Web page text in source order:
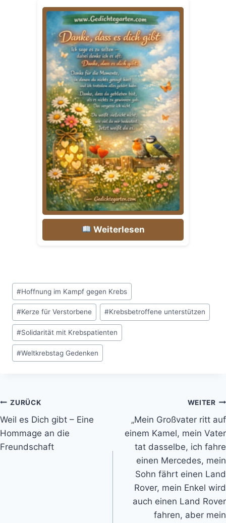
Weiterlesen
Schlagworte:
#Hoffnung im Kampf gegen Krebs
#Kerze für Verstorbene #Krebsbetroffene unterstützen
#Solidarität mit Krebspatienten
#Weltkrebstag Gedenken
Beitragsnavigation
ZURÜCK
Weil es Dich gibt – Eine
Hommage an die
Freundschaft
WEITER
„Mein Großvater ritt auf
einem Kamel, mein Vater
tat dasselbe, ich fahre
einen Mercedes, mein
Sohn fährt einen Land
Rover, mein Enkel wird
auch einen Land Rover
fahren, aber mein